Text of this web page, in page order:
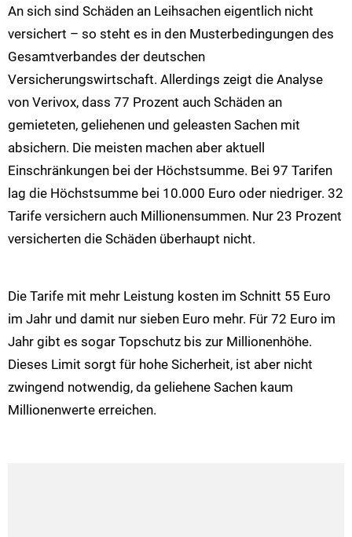
An sich sind Schäden an Leihsachen eigentlich nicht
versichert – so steht es in den Musterbedingungen des
Gesamtverbandes der deutschen
Versicherungswirtschaft. Allerdings zeigt die Analyse
von Verivox, dass 77 Prozent auch Schäden an
gemieteten, geliehenen und geleasten Sachen mit
absichern. Die meisten machen aber aktuell
Einschränkungen bei der Höchstsumme. Bei 97 Tarifen
lag die Höchstsumme bei 10.000 Euro oder niedriger. 32
Tarife versichern auch Millionensummen. Nur 23 Prozent
versicherten die Schäden überhaupt nicht.
Die Tarife mit mehr Leistung kosten im Schnitt 55 Euro
im Jahr und damit nur sieben Euro mehr. Für 72 Euro im
Jahr gibt es sogar Topschutz bis zur Millionenhöhe.
Dieses Limit sorgt für hohe Sicherheit, ist aber nicht
zwingend notwendig, da geliehene Sachen kaum
Millionenwerte erreichen.